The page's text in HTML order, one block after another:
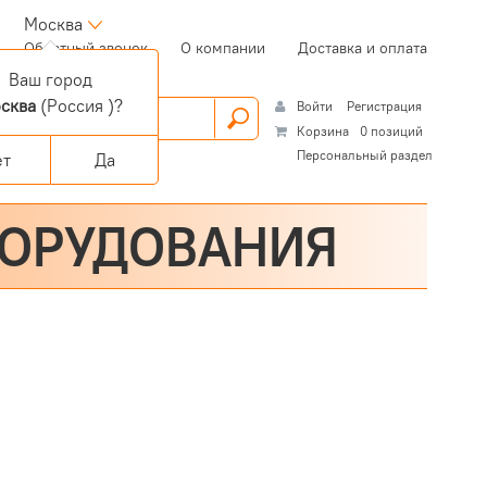
Москва
Обратный звонок(current)О компании Доставка и оплата
Войти
Регистрация
Корзина
0 позиций
Персональный раздел
Ваш город
(Россия )?
Да